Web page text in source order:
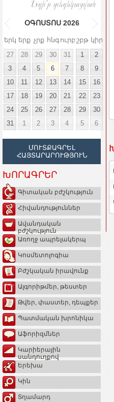
ՕԳՈՍՏՈՍ 2026
երկ երք չրք հնգուրբ շբթ կիր
27
28 29 30 31 1
2
3
4 5 6 7 8
9
10
11 12 13 14 15
16
17
18 19 20 21 22
23
24
25 26 27 28 29
30
31
1 2 3 4 5 6
ՄՈՒՏՔԱԳՐԵԼ
ՀԱՅՏԱՐԱՐՈՒԹՅՈՒՆ
ԽՈՐԱԳՐԵՐ
Գիտական բժշկություն
Հիվանդություններ
Ավանդական
բժշկություն
Առողջ ապրելակերպ
Կոսմետոլոգիա
Բժշկական իրավունք
Ալգորիթմեր, թեստեր
Թվեր, փաստեր, դեպքեր
Պատմական խրոնիկա
Աֆորիզմներ
Կարիերային
սանդուղքով
Երեխա
Կին
Տղամարդ